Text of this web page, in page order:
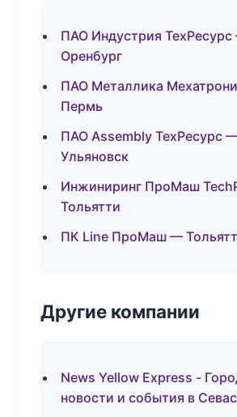
ПАО Индустрия
Оренбург
ПАО Металлика
Пермь
ПАО Assembly ТехРесурс
Ульяновск
Инжиниринг ПроМаш
Тольятти
ПК Line ПроМаш —
Другие компании
News Yellow Express -
новости и события в